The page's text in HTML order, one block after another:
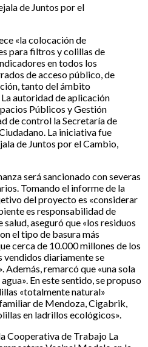
de Juntos por el
«la colocación de
para filtros y colillas de
en todos los
de acceso público, de
tanto del ámbito
autoridad de aplicación
Públicos y Gestión
de control la Secretaría de
La iniciativa fue
de Juntos por el Cambio,
será sancionado con severas
Tomando el informe de la
del proyecto es «considerar
es responsabilidad de
aseguró que «los residuos
el tipo de basura más
cerca de 10.000 millones de los
diariamente se
Además, remarcó que «una sola
En este sentido, se propuso
«totalmente natural»
de Mendoza, Cigabrik,
en ladrillos ecológicos».
Cooperativa de Trabajo La